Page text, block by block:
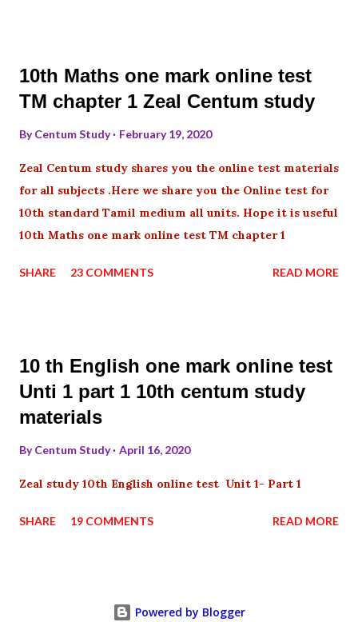
10th Maths one mark online test
TM chapter 1 Zeal Centum study
ByCentum Study February 19, 2020
Zeal Centum study shares you the online test materials
for all subjects .Here we share you the Online test for
10th standard Tamil medium all units. Hope it is useful
10th Maths one mark online test TM chapter 1
SHARE 23 COMMENTS READ MORE
10 th English one mark online test
Unti 1 part 1 10th centum study
materials
ByCentum Study April 16, 2020
Zeal study 10th English online test Unit 1- Part 1
SHARE 19 COMMENTS READ MORE
Powered by Blogger